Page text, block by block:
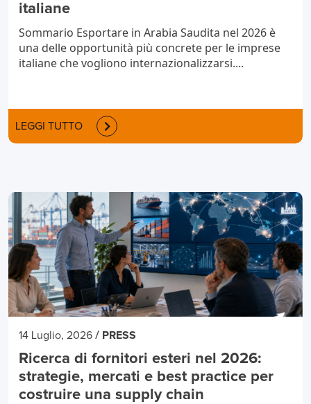
italiane
Sommario Esportare in Arabia Saudita nel 2026 è
una delle opportunità più concrete per le imprese
italiane che vogliono internazionalizzarsi....
LEGGI TUTTO
14 Luglio, 2026 / PRESS
Ricerca di fornitori esteri nel 2026:
strategie, mercati e best practice per
costruire una supply chain